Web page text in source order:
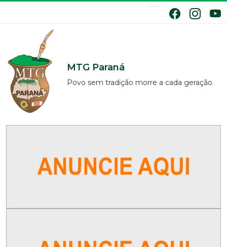
MTG Paraná
Povo sem tradição morre a cada geração.